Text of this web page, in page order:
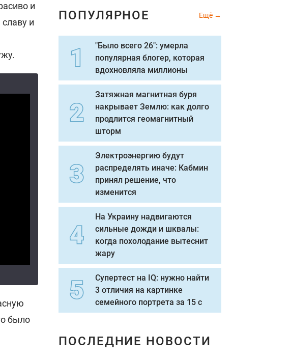
и
и
было
ПОПУЛЯРНОЕ Ещё
"Было всего 26": умерла
популярная блогер, которая
вдохновляла миллионы
Затяжная магнитная буря
накрывает Землю: как долго
продлится геомагнитный
шторм
Электроэнергию будут
распределять иначе: Кабмин
принял решение, что
изменится
На Украину надвигаются
сильные дожди и шквалы:
когда похолодание вытеснит
жару
Супертест на IQ: нужно найти
3 отличия на картинке
семейного портрета за 15 с
ПОСЛЕДНИЕ НОВОСТИ